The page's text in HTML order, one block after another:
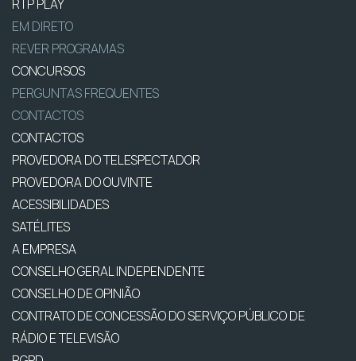
RTP PLAY
EM DIRETO
REVER PROGRAMAS
CONCURSOS
PERGUNTAS FREQUENTES
CONTACTOS
CONTACTOS
PROVEDORA DO TELESPECTADOR
PROVEDORA DO OUVINTE
ACESSIBILIDADES
SATÉLITES
A EMPRESA
CONSELHO GERAL INDEPENDENTE
CONSELHO DE OPINIÃO
CONTRATO DE CONCESSÃO DO SERVIÇO PÚBLICO DE
RÁDIO E TELEVISÃO